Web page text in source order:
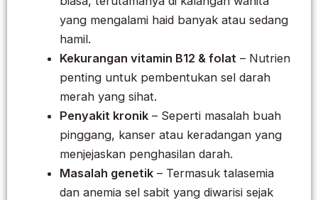
yang mengalami haid banyak atau sedang
hamil.
Kekurangan vitamin B12 & folat – Nutrien
penting untuk pembentukan sel darah
merah yang sihat.
Penyakit kronik – Seperti masalah buah
pinggang, kanser atau keradangan yang
menjejaskan penghasilan darah.
Masalah genetik – Termasuk talasemia
dan anemia sel sabit yang diwarisi sejak